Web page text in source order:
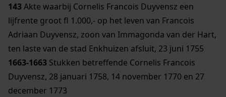
143Akte waarbij Cornelis Francois Duyvensz een
lijfrente groot fl 1.000,- op het leven van Francois
Adriaan Duyvensz, zoon van Immagonda van der Hart,
ten laste van de stad Enkhuizen afsluit, 23 juni 1755
1663-1663 Stukken betreffende Cornelis Francois
Duyvensz, 28 januari 1758, 14 november 1770 en 27
december 1773